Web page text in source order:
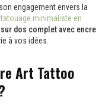
engagement envers la
tatouage minimaliste en
dos complet avec encre
à vos idées.
Art Tattoo